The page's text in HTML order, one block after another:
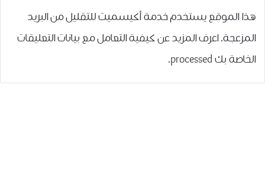
هذا الموقع يستخدم خدمة أكيسميت للتقليل من البريد
المزعجة.اعرف المزيد عن كيفية التعامل مع بيانات التعليقات
الخاصة بك processed
.